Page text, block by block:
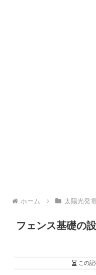
ホーム 太陽光発
フェンス基礎の
この